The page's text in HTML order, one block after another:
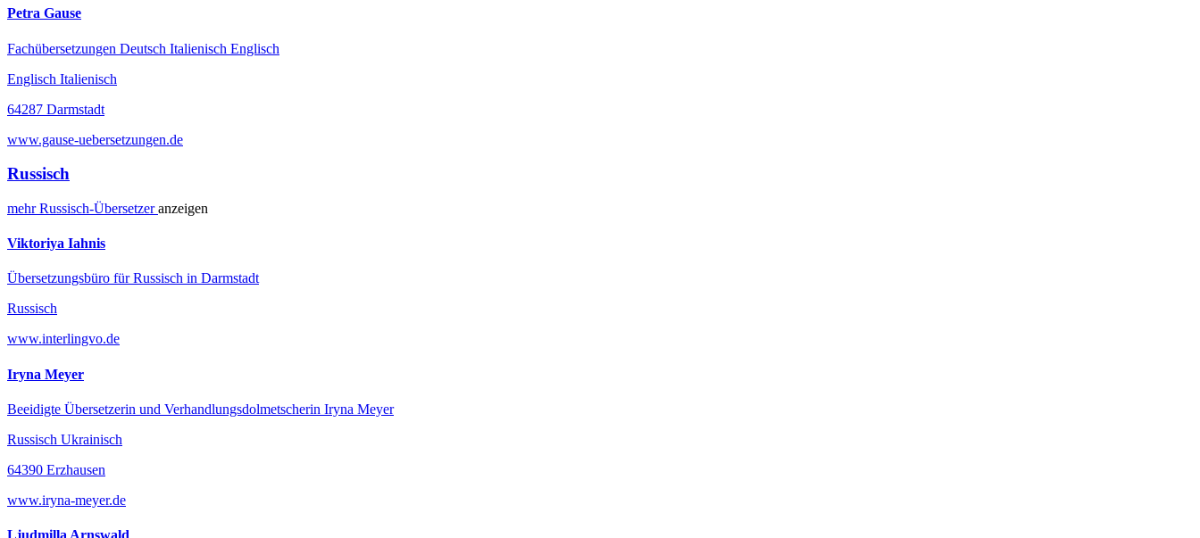
Petra Gause
Fachübersetzungen Deutsch Italienisch Englisch
Englisch Italienisch
64287 Darmstadt
www.gause-uebersetzungen.de
Russisch
mehrRussisch-Übersetzeranzeigen
Viktoriya Iahnis
Übersetzungsbüro für Russisch in Darmstadt
Russisch
www.interlingvo.de
Iryna Meyer
Beeidigte Übersetzerin und Verhandlungsdolmetscherin Iryna Meyer
Russisch Ukrainisch
64390 Erzhausen
www.iryna-meyer.de